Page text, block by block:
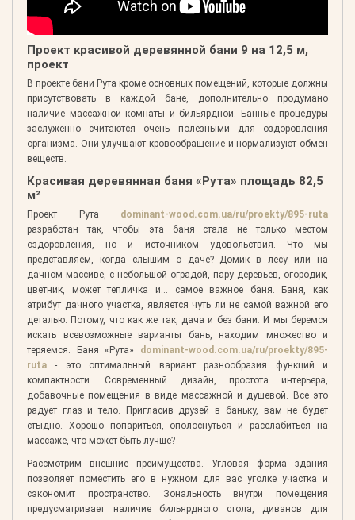
Проект красивой деревянной бани 9 на 12,5 м,
проект
В проекте бани Рута кроме основных помещений, которые должны
присутствовать в каждой бане, дополнительно продумано
наличие массажной комнаты и бильярдной. Банные процедуры
заслуженно считаются очень полезными для оздоровления
организма. Они улучшают кровообращение и нормализуют обмен
веществ.
Красивая деревянная баня «Рута» площадь 82,5
м²
Проект Рута dominant-wood.com.ua/ru/proekty/895-ruta
разработан так, чтобы эта баня стала не только местом
оздоровления, но и источником удовольствия. Что мы
представляем, когда слышим о даче? Домик в лесу или на
дачном массиве, с небольшой оградой, пару деревьев, огородик,
цветник, может тепличка и… самое важное баня. Баня, как
атрибут дачного участка, является чуть ли не самой важной его
деталью. Потому, что как же так, дача и без бани. И мы беремся
искать всевозможные варианты бань, находим множество и
теряемся. Баня «Рута» dominant-wood.com.ua/ru/proekty/895-
ruta - это оптимальный вариант разнообразия функций и
компактности. Современный дизайн, простота интерьера,
добавочные помещения в виде массажной и душевой. Все это
радует глаз и тело. Пригласив друзей в баньку, вам не будет
стыдно. Хорошо попариться, ополоснуться и расслабиться на
массаже, что может быть лучше?
Рассмотрим внешние преимущества. Угловая форма здания
позволяет поместить его в нужном для вас уголке участка и
сэкономит пространство. Зональность внутри помещения
предусматривает наличие бильярдного стола, диванов для